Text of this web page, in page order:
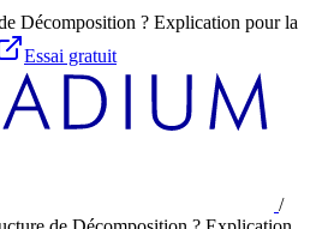
Décomposition ? Explication pour la
Essai gratuit
/